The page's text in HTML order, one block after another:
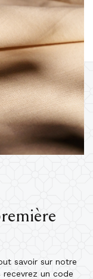
savoir sur notre
un code